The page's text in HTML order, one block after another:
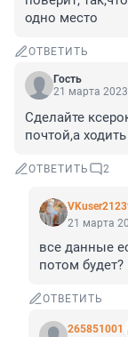
одно место
ОТВЕТИТЬ
Гость
21 марта
Сделайте
почтой,а
ОТВЕТИТЬ 2
21 марта
все данные
потом будет?
ОТВЕТИТЬ
265851001